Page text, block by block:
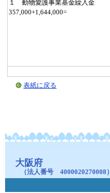
１ 動物愛護事業基金繰入金
357,000+1,644,000=
表紙に戻る
大阪府
（法人番号 4000020270008）